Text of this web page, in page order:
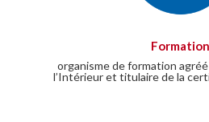
Formation
organisme de formation
l’Intérieur et titulaire de la